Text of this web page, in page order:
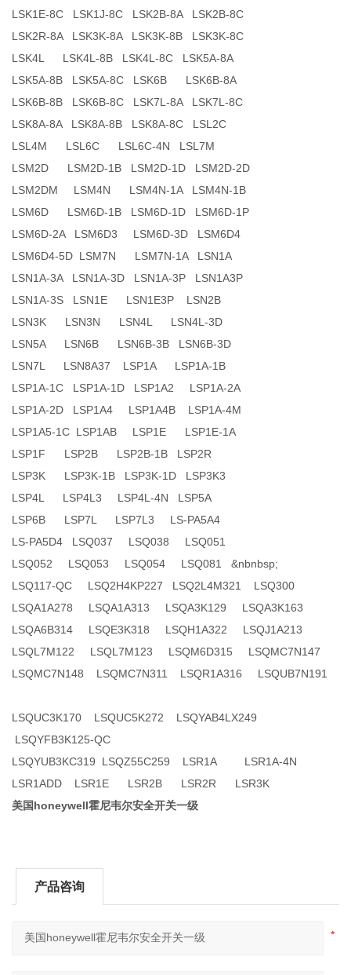
LSK1E-8C LSK1J-8C LSK2B-8A LSK2B-8C
LSK2R-8A LSK3K-8A LSK3K-8B LSK3K-8C
LSK4L LSK4L-8B LSK4L-8C LSK5A-8A
LSK5A-8B LSK5A-8C LSK6B LSK6B-8A
LSK6B-8B LSK6B-8C LSK7L-8A LSK7L-8C
LSK8A-8A LSK8A-8B LSK8A-8C LSL2C
LSL4M LSL6C LSL6C-4N LSL7M
LSM2D LSM2D-1B LSM2D-1D LSM2D-2D
LSM2DM LSM4N LSM4N-1A LSM4N-1B
LSM6D LSM6D-1B LSM6D-1D LSM6D-1P
LSM6D-2A LSM6D3 LSM6D-3D LSM6D4
LSM6D4-5D LSM7N LSM7N-1A LSN1A
LSN1A-3A LSN1A-3D LSN1A-3P LSN1A3P
LSN1A-3S LSN1E LSN1E3P LSN2B
LSN3K LSN3N LSN4L LSN4L-3D
LSN5A LSN6B LSN6B-3B LSN6B-3D
LSN7L LSN8A37 LSP1A LSP1A-1B
LSP1A-1C LSP1A-1D LSP1A2 LSP1A-2A
LSP1A-2D LSP1A4 LSP1A4B LSP1A-4M
LSP1A5-1C LSP1AB LSP1E LSP1E-1A
LSP1F LSP2B LSP2B-1B LSP2R
LSP3K LSP3K-1B LSP3K-1D LSP3K3
LSP4L LSP4L3 LSP4L-4N LSP5A
LSP6B LSP7L LSP7L3 LS-PA5A4
LS-PA5D4 LSQ037 LSQ038 LSQ051
LSQ052 LSQ053 LSQ054 LSQ081 &nbnbsp;
LSQ117-QC LSQ2H4KP227 LSQ2L4M321 LSQ300
LSQA1A278 LSQA1A313 LSQA3K129 LSQA3K163
LSQA6B314 LSQE3K318 LSQH1A322 LSQJ1A213
LSQL7M122 LSQL7M123 LSQM6D315 LSQMC7N147
LSQMC7N148 LSQMC7N311 LSQR1A316 LSQUB7N191
LSQUC3K170 LSQUC5K272 LSQYAB4LX249
LSQYFB3K125-QC
LSQYUB3KC319 LSQZ55C259 LSR1A LSR1A-4N
LSR1ADD LSR1E LSR2B LSR2R LSR3K
美国honeywell霍尼韦尔安全开关一级
产品咨询